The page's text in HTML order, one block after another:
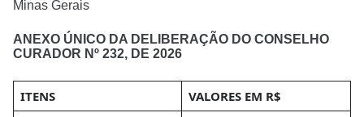
Minas Gerais
ANEXO ÚNICO DA DELIBERAÇÃO DO CONSELHO
CURADOR Nº 232, DE 2026
ITENS
VALORES EM R$